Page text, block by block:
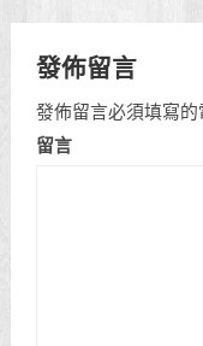
發佈留言
發佈留言必須填寫
留言